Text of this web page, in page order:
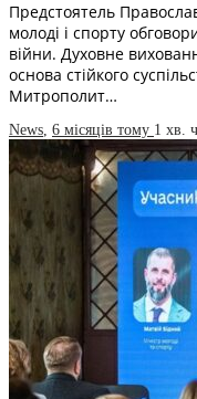
Предстоятель
молоді і спорту
війни. Духовне
основа стійкого
Митрополит…
News, 6 місяців тому 1 хв.